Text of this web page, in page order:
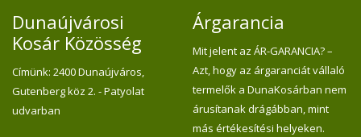
Dunaújvárosi
Kosár Közösség
Címünk: 2400 Dunaújváros,
Gutenberg köz 2. - Patyolat
udvarban
Árgarancia
Mit jelent az ÁR-GARANCIA? –
Azt, hogy az árgaranciát vállaló
termelők a DunaKosárban nem
árusítanak drágábban, mint
más értékesítési helyeken.